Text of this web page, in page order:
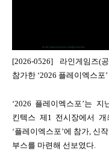
[2026-0526] 라인게임즈
참가한 ‘2026 플레이엑스포
‘2026 플레이엑스포’는
킨텍스 제1 전시장에서
‘플레이엑스포’에 참가, 신
부스를 마련해 선보였다.